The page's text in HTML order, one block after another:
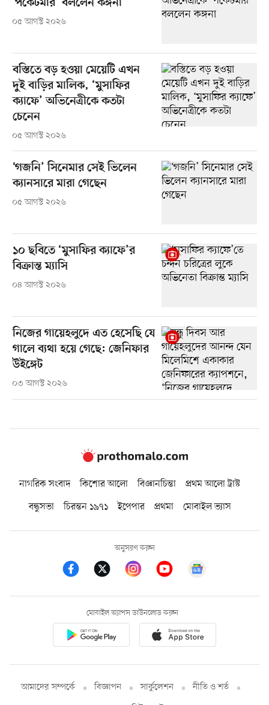
‘পকেটমার’ বললেন কঙ্গনা
০৫ আগস্ট ২০২৬
বস্তিতে বড় হওয়া মেয়েটি এখন
দুই বাড়ির মালিক, ‘মুসাফির
ক্যাফে’ অভিনেত্রীকে কতটা
চেনেন
০৫ আগস্ট ২০২৬
‘গজনি’ সিনেমার সেই ভিলেন
ক্যানসারে মারা গেছেন
০৫ আগস্ট ২০২৬
১০ ছবিতে ‘মুসাফির ক্যাফে’র
বিক্রান্ত ম্যাসি
০৪ আগস্ট ২০২৬
নিজের গায়েহলুদে এত হেসেছি যে
গালে ব্যথা হয়ে গেছে: জেনিফার
উইঙ্গেট
০৩ আগস্ট ২০২৬
নাগরিক সংবাদ কিশোর আলো বিজ্ঞানচিন্তা
প্রথম আলো ট্রাস্ট
বন্ধুসভা
চিরন্তন ১৯৭১ ইপেপার প্রথমা মোবাইল ভ্যাস
অনুসরণ করুন
মোবাইল অ্যাপস ডাউনলোড করুন
আমাদের সম্পর্কে বিজ্ঞাপন সার্কুলেশন
নীতি ও শর্ত